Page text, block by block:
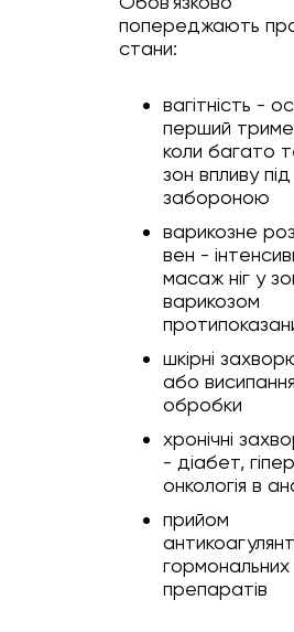
попереджають
стани:
вагітність -
перший
коли багато
зон впливу під
забороною
варикозне
вен -
масаж ніг у
варикозом
шкірні
або
обробки
хронічні
- діабет,
онкологія в
прийом
гормональних
препаратів